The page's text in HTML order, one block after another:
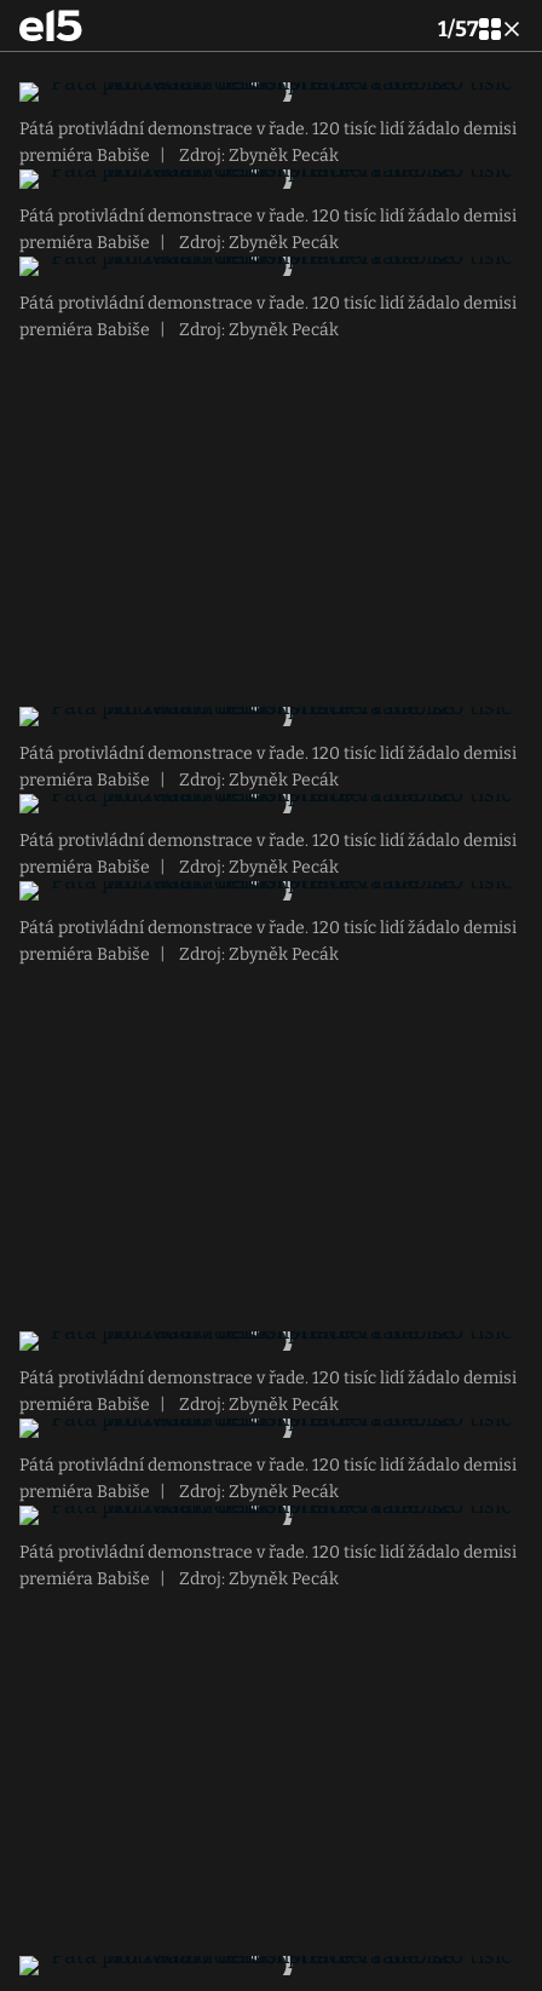
1/57
Pátá protivládní demonstrace v řade. 120 tisíc lidí žádalo demisi
premiéra Babiše
Zdroj: Zbyněk Pecák
Pátá protivládní demonstrace v řade. 120 tisíc lidí žádalo demisi
premiéra Babiše
Zdroj: Zbyněk Pecák
Pátá protivládní demonstrace v řade. 120 tisíc lidí žádalo demisi
premiéra Babiše
Zdroj: Zbyněk Pecák
Pátá protivládní demonstrace v řade. 120 tisíc lidí žádalo demisi
premiéra Babiše
Zdroj: Zbyněk Pecák
Pátá protivládní demonstrace v řade. 120 tisíc lidí žádalo demisi
premiéra Babiše
Zdroj: Zbyněk Pecák
Pátá protivládní demonstrace v řade. 120 tisíc lidí žádalo demisi
premiéra Babiše
Zdroj: Zbyněk Pecák
Pátá protivládní demonstrace v řade. 120 tisíc lidí žádalo demisi
premiéra Babiše
Zdroj: Zbyněk Pecák
Pátá protivládní demonstrace v řade. 120 tisíc lidí žádalo demisi
premiéra Babiše
Zdroj: Zbyněk Pecák
Pátá protivládní demonstrace v řade. 120 tisíc lidí žádalo demisi
premiéra Babiše
Zdroj: Zbyněk Pecák